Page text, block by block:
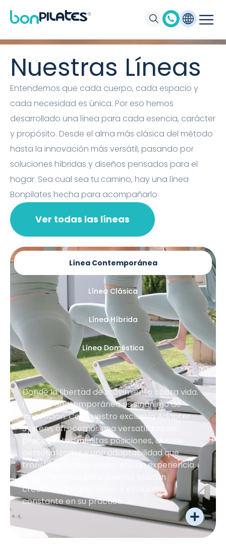
Máquinas de Pilates, Pilates suelo y
accesorios Bonpilates
Nuestras Líneas
Entendemos que cada cuerpo, cada espacio y
cada necesidad es única. Por eso hemos
desarrollado una línea para cada esencia, carácter
y propósito. Desde el alma más clásica del método
hasta la innovación más versátil, pasando por
soluciones híbridas y diseños pensados para el
hogar. Sea cual sea tu camino, hay una línea
Bonpilates hecha para acompañarlo.
Ver todas las líneas
Línea Contemporánea
Línea Clásica
Línea Híbrida
Línea Doméstica
Donde la libertad de movimiento cobra vida.
La línea contemporánea es sinónimo de
innovación. Con nuestro exclusivo Adapter
System, ofrecemos una versatilidad sin
precedentes: infinitas posiciones, ajustes
personalizados y una adaptabilidad que
transforma cada sesión en una experiencia
única. Pensada para quienes buscan
creatividad, exploración y evolución
constante en su práctica.